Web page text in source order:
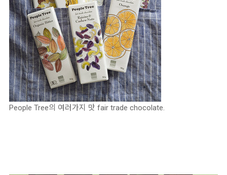
People Tree의 여러가지 맛 fair trade chocolate.